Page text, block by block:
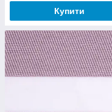
Купити